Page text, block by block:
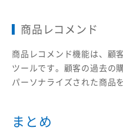
商品レコメンド
商品レコメンド機能は、顧
ツールです。顧客の過去の
パーソナライズされた商品
まとめ